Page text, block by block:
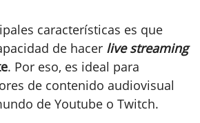
características es que
de hacer live streaming
. Por eso, es ideal para
de contenido audiovisual
de Youtube o Twitch.